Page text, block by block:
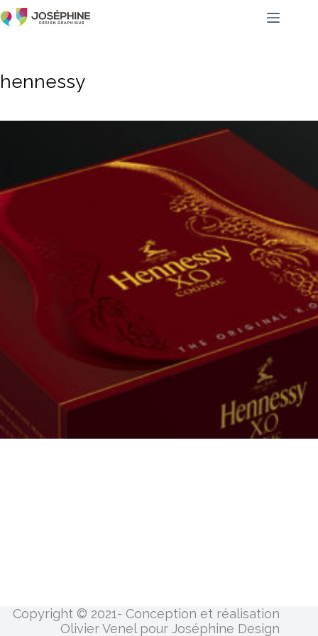
hennessy
Copyright © 2021- Conception et réalisation
Olivier Venel pour Joséphine Design